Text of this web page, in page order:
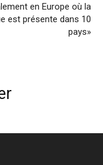
en Europe où la
est présente dans 10
pays»